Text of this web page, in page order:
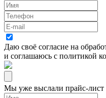
Даю своё согласие на
и соглашаюсь с политикой
Мы уже выслали прайс-лист